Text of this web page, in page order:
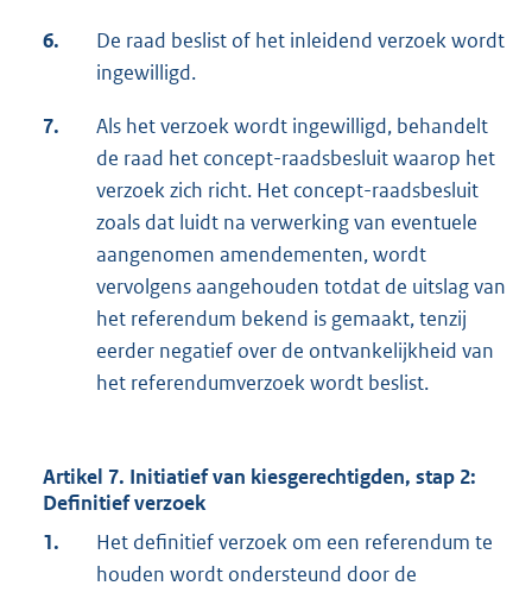
6.
De raad beslist of het inleidend verzoek wordt
ingewilligd.
7.
Als het verzoek wordt ingewilligd, behandelt
de raad het concept-raadsbesluit waarop het
verzoek zich richt. Het concept-raadsbesluit
zoals dat luidt na verwerking van eventuele
aangenomen amendementen, wordt
vervolgens aangehouden totdat de uitslag van
het referendum bekend is gemaakt, tenzij
eerder negatief over de ontvankelijkheid van
het referendumverzoek wordt beslist.
Artikel 7. Initiatief van kiesgerechtigden, stap 2:
Definitief verzoek
1.
Het definitief verzoek om een referendum te
houden wordt ondersteund door de